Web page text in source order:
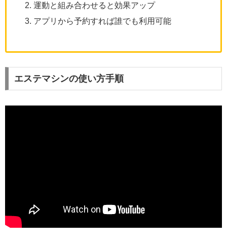
運動と組み合わせると効果アップ
アプリから予約すれば誰でも利用可能
エステマシンの使い方手順